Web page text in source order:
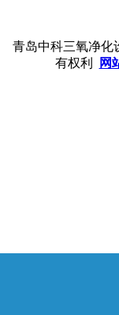
青岛中科三氧净化
有权利
网